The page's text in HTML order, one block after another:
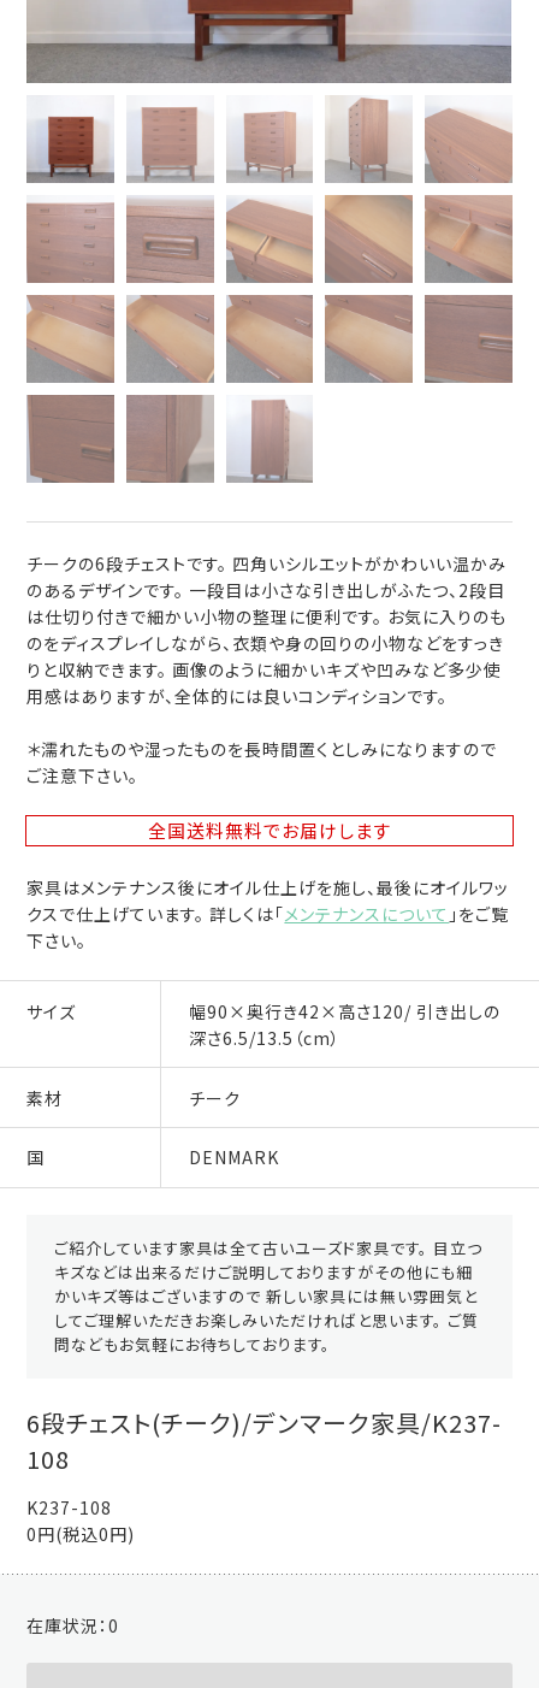
チークの6段チェストです。 四角いシルエットがかわいい温かみ
のあるデザインです。 一段目は小さな引き出しがふたつ、2段目
は仕切り付きで細かい小物の整理に便利です。 お気に入りのも
のをディスプレイしながら、衣類や身の回りの小物などをすっき
りと収納できます。 画像のように細かいキズや凹みなど多少使
用感はありますが、全体的には良いコンディションです。
＊濡れたものや湿ったものを長時間置くとしみになりますので
ご注意下さい。
全国送料無料でお届けします
家具はメンテナンス後にオイル仕上げを施し、最後にオイルワッ
クスで仕上げています。 詳しくは「メンテナンスについて 」をご覧
下さい。
サイズ
幅90×奥行き42×高さ120/ 引き出しの
深さ6.5/13.5（cm）
素材 チーク
国 DENMARK
ご紹介しています家具は全て古いユーズド家具です。 目立つ
キズなどは出来るだけご説明しておりますがその他にも細
かいキズ等はございますので 新しい家具には無い雰囲気と
してご理解いただきお楽しみいただければと思います。 ご質
問などもお気軽にお待ちしております。
6段チェスト(チーク)/デンマーク家具/K237-
108
K237-108
0円(税込0円)
在庫状況：0